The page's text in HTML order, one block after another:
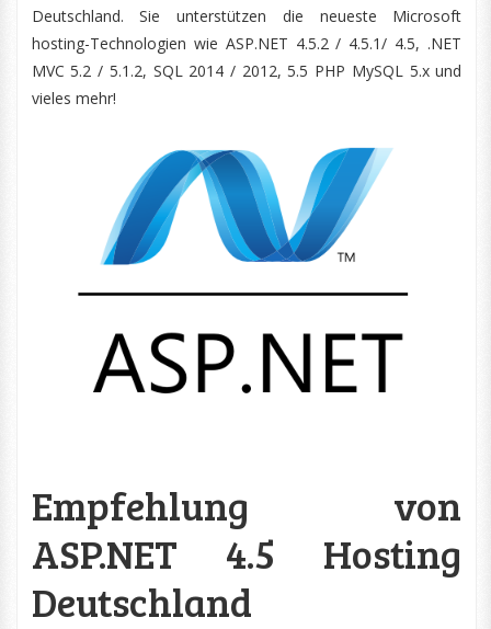
Deutschland. Sie unterstützen die neueste Microsoft
hosting-Technologien wie ASP.NET 4.5.2 / 4.5.1/ 4.5, .NET
MVC 5.2 / 5.1.2, SQL 2014 / 2012, 5.5 PHP MySQL 5.x und
vieles mehr!
Empfehlung von
ASP.NET 4.5 Hosting
Deutschland